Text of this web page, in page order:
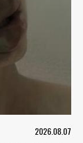
2026.08.07